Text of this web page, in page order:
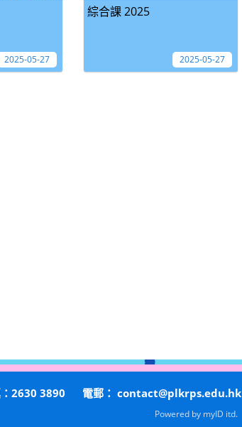
2025-05-27
綜合課 2025
2025-05-27
2630 3890 電郵： contact@plkrps.edu.hk
Powered by myID itd.